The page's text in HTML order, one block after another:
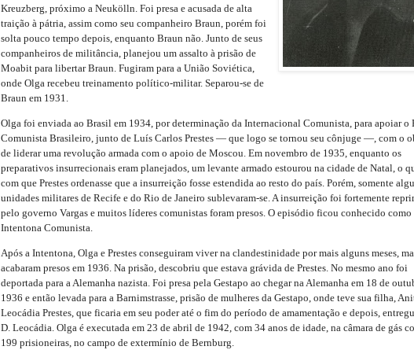
Kreuzberg, próximo a Neukölln. Foi presa e acusada de alta
traição à pátria, assim como seu companheiro Braun, porém foi
solta pouco tempo depois, enquanto Braun não. Junto de seus
companheiros de militância, planejou um assalto à prisão de
Moabit para libertar Braun. Fugiram para a União Soviética,
onde Olga recebeu treinamento político-militar. Separou-se de
Braun em 1931.
Olga foi enviada ao Brasil em 1934, por determinação da Internacional Comunista, para apoiar o
Comunista Brasileiro, junto de Luís Carlos Prestes — que logo se tornou seu cônjuge —, com o
de liderar uma revolução armada com o apoio de Moscou. Em novembro de 1935, enquanto os
preparativos insurrecionais eram planejados, um levante armado estourou na cidade de Natal, o
com que Prestes ordenasse que a insurreição fosse estendida ao resto do país. Porém, somente
unidades militares de Recife e do Rio de Janeiro sublevaram-se. A insurreição foi fortemente
pelo governo Vargas e muitos líderes comunistas foram presos. O episódio ficou conhecido como
Intentona Comunista.
Após a Intentona, Olga e Prestes conseguiram viver na clandestinidade por mais alguns meses,
acabaram presos em 1936. Na prisão, descobriu que estava grávida de Prestes. No mesmo ano foi
deportada para a Alemanha nazista. Foi presa pela Gestapo ao chegar na Alemanha em 18 de
1936 e então levada para a Barnimstrasse, prisão de mulheres da Gestapo, onde teve sua filha,
Leocádia Prestes, que ficaria em seu poder até o fim do período de amamentação e depois,
D. Leocádia. Olga é executada em 23 de abril de 1942, com 34 anos de idade, na câmara de gás
199 prisioneiras, no campo de extermínio de Bernburg.